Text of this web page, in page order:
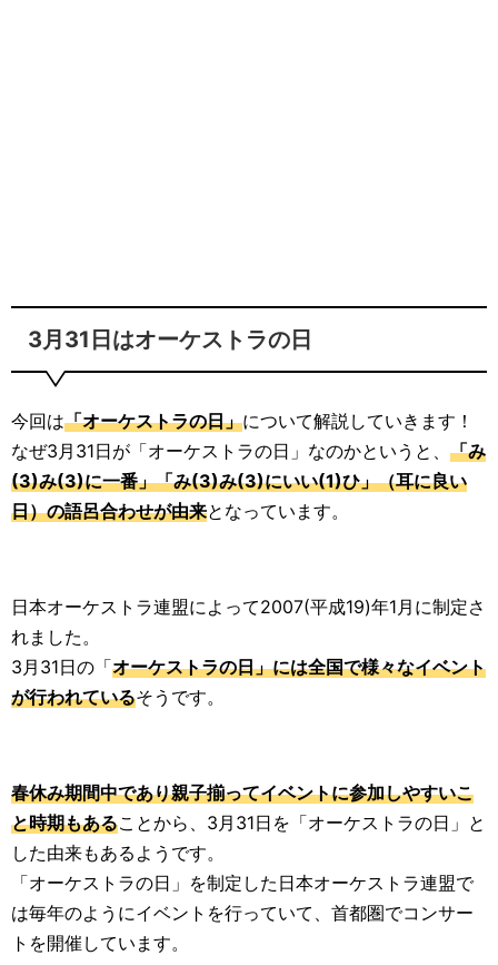
3月31日はオーケストラの日
今回は「オーケストラの日」について解説していきます！
なぜ3月31日が「オーケストラの日」なのかというと、 「み
(3)み(3)に一番」「み(3)み(3)にいい(1)ひ」（耳に良い
日）の語呂合わせが由来となっています。
日本オーケストラ連盟によって2007(平成19)年1月に制定さ
れました。
3月31日の「オーケストラの日」には全国で様々なイベント
が行われているそうです。
春休み期間中であり親子揃ってイベントに参加しやすいこ
と時期もあることから、3月31日を「オーケストラの日」と
した由来もあるようです。
「オーケストラの日」を制定した日本オーケストラ連盟で
は毎年のようにイベントを行っていて、首都圏でコンサー
トを開催しています。